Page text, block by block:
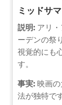
ミッドサ
説明: アリ
ーデンの祭
視覚的にも
す。
事実: 映画
法が独特で